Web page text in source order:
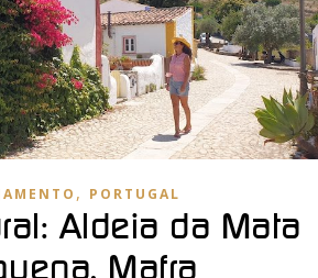
, PORTUGAL
Aldeia da Mata
Mafra